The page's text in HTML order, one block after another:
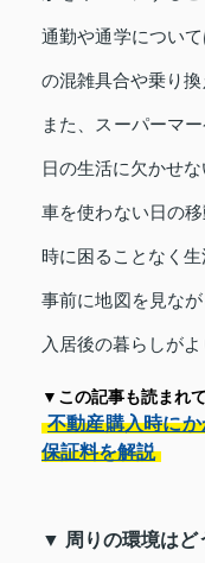
通勤や通学につい
の混雑具合や乗り換
また、スーパーマ
日の生活に欠かせ
車を使わない日の
時に困ることなく生
事前に地図を見な
入居後の暮らしが
▼この記事も読まれ
不動産購入時に
保証料を解説
▼ 周りの環境はど